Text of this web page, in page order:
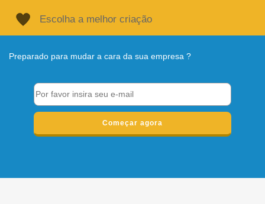
Escolha a melhor criação
Preparado para mudar a cara da sua empresa ?
Começar agora